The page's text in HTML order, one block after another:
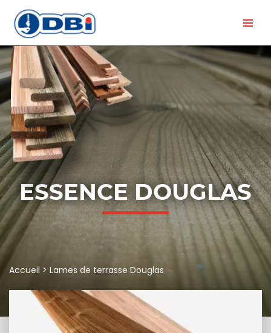
ESSENCE DOUGLAS
Accueil > Lames de terrasse Douglas